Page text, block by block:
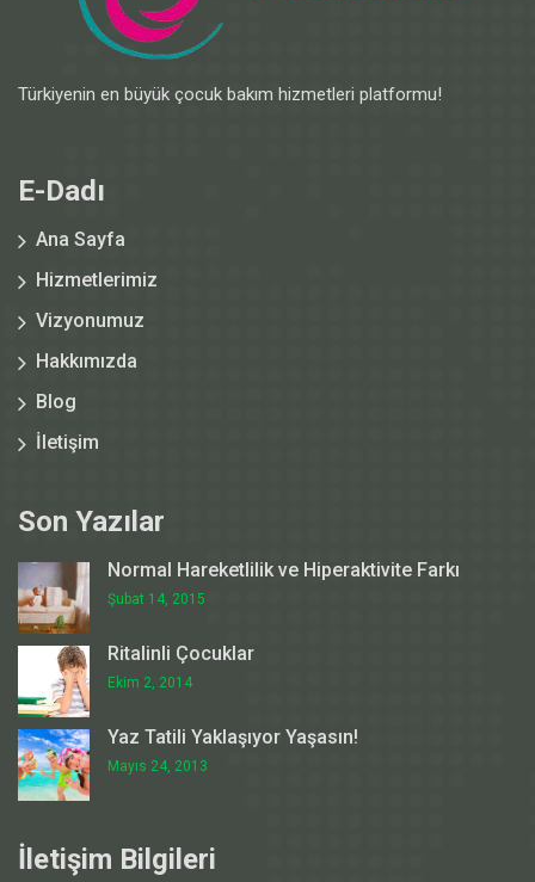
Türkiyenin en büyük çocuk bakım hizmetleri platformu!
E-Dadı
Ana Sayfa
Hizmetlerimiz
Vizyonumuz
Hakkımızda
Blog
İletişim
Son Yazılar
Normal Hareketlilik ve Hiperaktivite Farkı
Şubat 14, 2015
Ritalinli Çocuklar
Ekim 2, 2014
Yaz Tatili Yaklaşıyor Yaşasın!
Mayıs 24, 2013
İletişim Bilgileri